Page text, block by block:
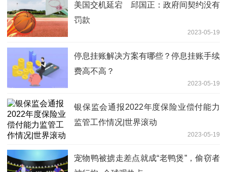
美国交机延宕 邱国正：政府间契约没有
罚款
2023-05-19
停息挂账解决方案有哪些？停息挂账手续
费高不高？
2023-05-19
银保监会通报2022年度保险业偿付能力
监管工作情况|世界滚动
2023-05-19
宠物鸭被掳走差点就成“老鸭煲”，偷窃者